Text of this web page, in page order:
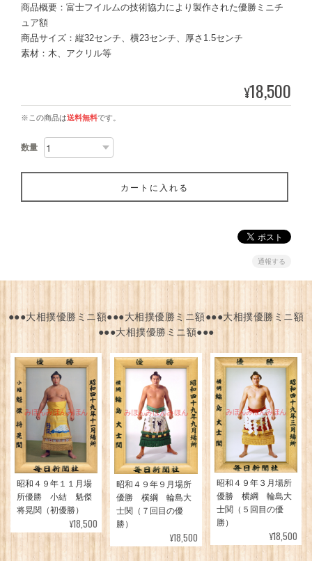
商品概要：富士フイルムの技術協力により製作された優勝ミニチ
ュア額
商品サイズ：縦32センチ、横23センチ、厚さ1.5センチ
素材：木、アクリル等
¥18,500
※この商品は送料無料です。
数量
カートに入れる
通報する
●●●大相撲優勝ミニ額●●●大相撲優勝ミニ額●●●大相撲優勝ミニ額
●●●大相撲優勝ミニ額●●●
昭和４９年１１月場
所優勝 小結 魁傑
将晃関（初優勝）
¥18,500
昭和４９年９月場所
優勝 横綱 輪島大
士関（７回目の優
勝）
¥18,500
昭和４９年３月場所
優勝 横綱 輪島大
士関（５回目の優
勝）
¥18,500